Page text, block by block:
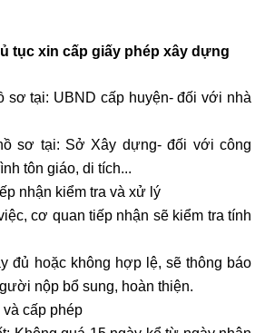
tục xin cấp giấy phép xây dựng
sơ tại: UBND cấp huyện- đối với nhà
sơ tại: Sở Xây dựng- đối với công
tôn giáo, di tích...
nhận kiểm tra và xử lý
cơ quan tiếp nhận sẽ kiểm tra tính
đủ hoặc không hợp lệ, sẽ thông báo
nộp bổ sung, hoàn thiện.
và cấp phép